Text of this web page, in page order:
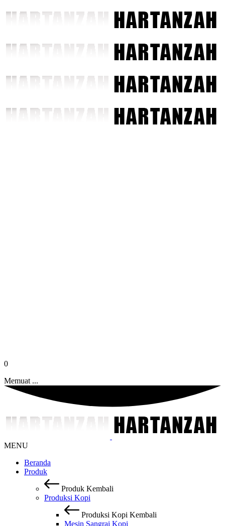
0
Memuat ...
MENU
Beranda
Produk
Produk Kembali
Produksi Kopi
Produksi Kopi Kembali
Mesin Sangrai Kopi